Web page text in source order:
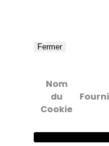
Fermer
Nom
du
Cookie